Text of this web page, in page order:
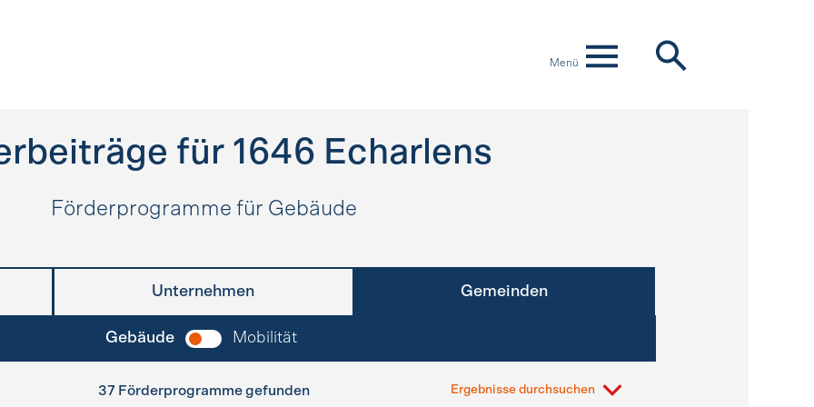
Menü
für 1646 Echarlens
Förderprogramme für Gebäude
Unternehmen Gemeinden
Gebäude Mobilität
37 Förderprogramme gefunden Ergebnisse durchsuchen